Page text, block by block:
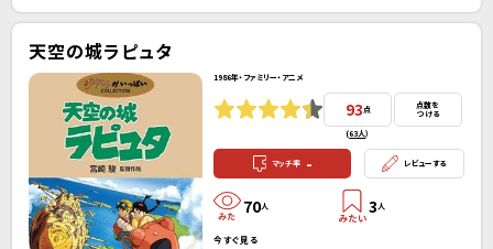
天空の城ラピュタ
1986年・ファミリー・アニメ
93点
(63人）
点数を
つける
マッチ率 - レビューする
70人 3人
今すぐ見る